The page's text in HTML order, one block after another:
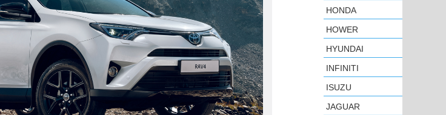
HONDA
HOWER
HYUNDAI
INFINITI
ISUZU
JAGUAR